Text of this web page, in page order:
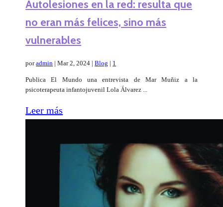
Autolesiones en la red: resulta que
no eran más felices, sino más
vulnerables
poradmin |Mar 2, 2024 |Blog | 1
Publica El Mundo una entrevista de Mar Muñiz a la
psicoterapeuta infantojuvenil Lola Álvarez ...
Leer más